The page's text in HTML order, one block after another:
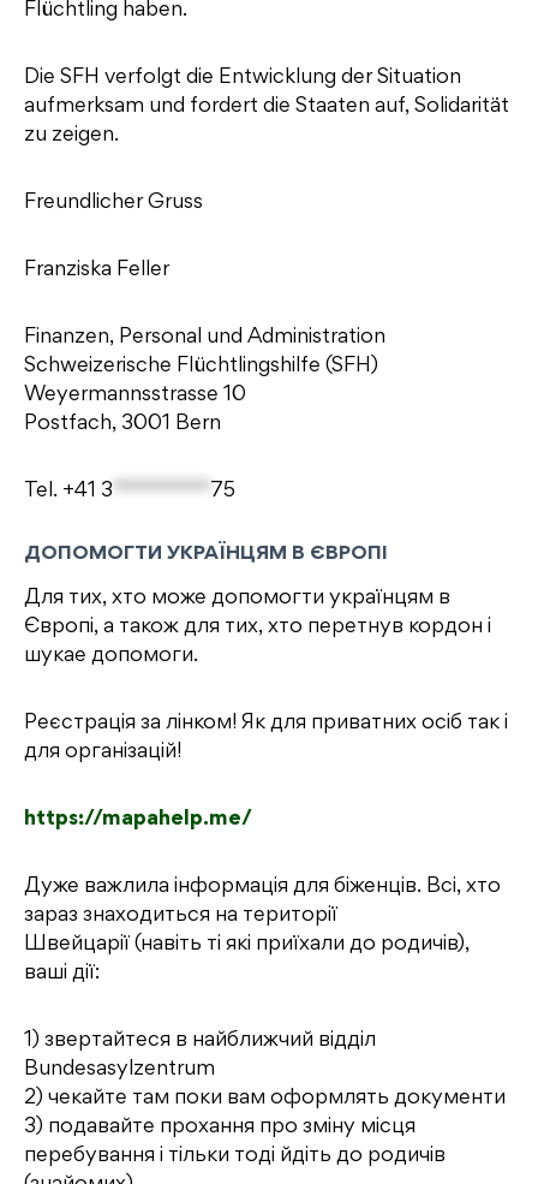
Flüchtling haben.
Die SFH verfolgt die Entwicklung der Situation
aufmerksam und fordert die Staaten auf, Solidarität
zu zeigen.
Freundlicher Gruss
Franziska Feller
Finanzen, Personal und Administration
Schweizerische Flüchtlingshilfe (SFH)
Weyermannsstrasse 10
Postfach, 3001 Bern
Tel. +41 3********* 75
ДОПОМОГТИ УКРАЇНЦЯМ В ЄВРОПІ
Для тих, хто може допомогти українцям в
Європі, а також для тих, хто перетнув кордон i
шукае допомоги.
Реєстрація за лінком! Як для приватних осіб так і
для організацій!
https://mapahelp.me/
Дуже важлила інформація для біженців. Всі, хто
зараз знаходиться на території
Швейцарії (навіть ті які приїхали до родичів),
ваші дії:
1) звертайтеся в найближчий відділ
Bundesasylzentrum
2) чекайте там поки вам оформлять документи
3) подавайте прохання про зміну місця
перебування і тільки тоді йдіть до родичів